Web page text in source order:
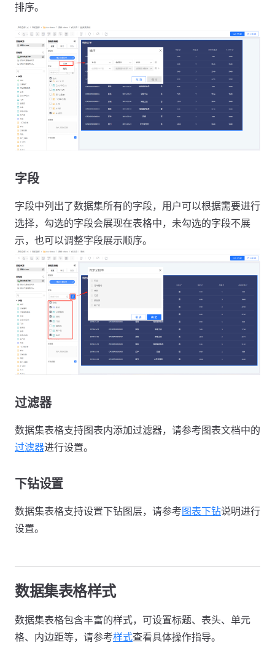
排序。
字段
字段中列出了数据集所有的字段，用户可以根据需要进行
选择，勾选的字段会展现在表格中，未勾选的字段不展
示，也可以调整字段展示顺序。
过滤器
数据集表格支持图表内添加过滤器，请参考图表文档中的
过滤器进行设置。
下钻设置
数据集表格支持设置下钻图层，请参考图表下钻说明进行
设置。
数据集表格样式
数据集表格包含丰富的样式，可设置标题、表头、单元
格、内边距等，请参考样式查看具体操作指导。